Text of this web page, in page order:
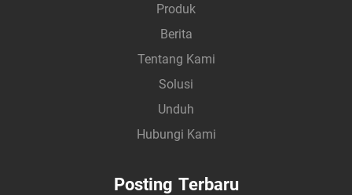
Produk
Berita
Tentang Kami
Solusi
Unduh
Hubungi Kami
Posting Terbaru